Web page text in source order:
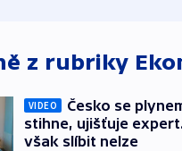
z rubriky
VIDEO
Česko se
stihne, ujišťuje
však slíbit nelze